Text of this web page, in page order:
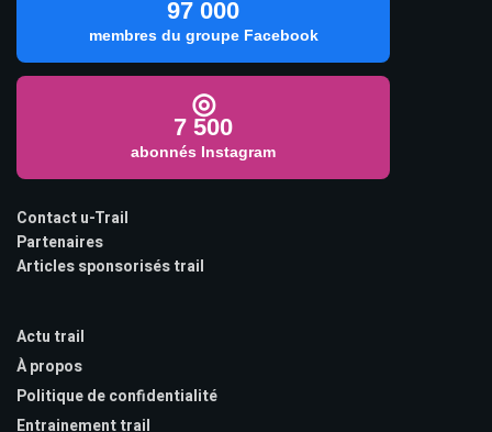
97 000
membres du groupe Facebook
◎
7 500
abonnés Instagram
Contact u-Trail
Partenaires
Articles sponsorisés trail
Actu trail
À propos
Politique de confidentialité
Entrainement trail